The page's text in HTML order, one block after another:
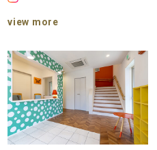
view more